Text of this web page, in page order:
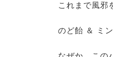
これまで風邪
のど飴 ＆ ミ